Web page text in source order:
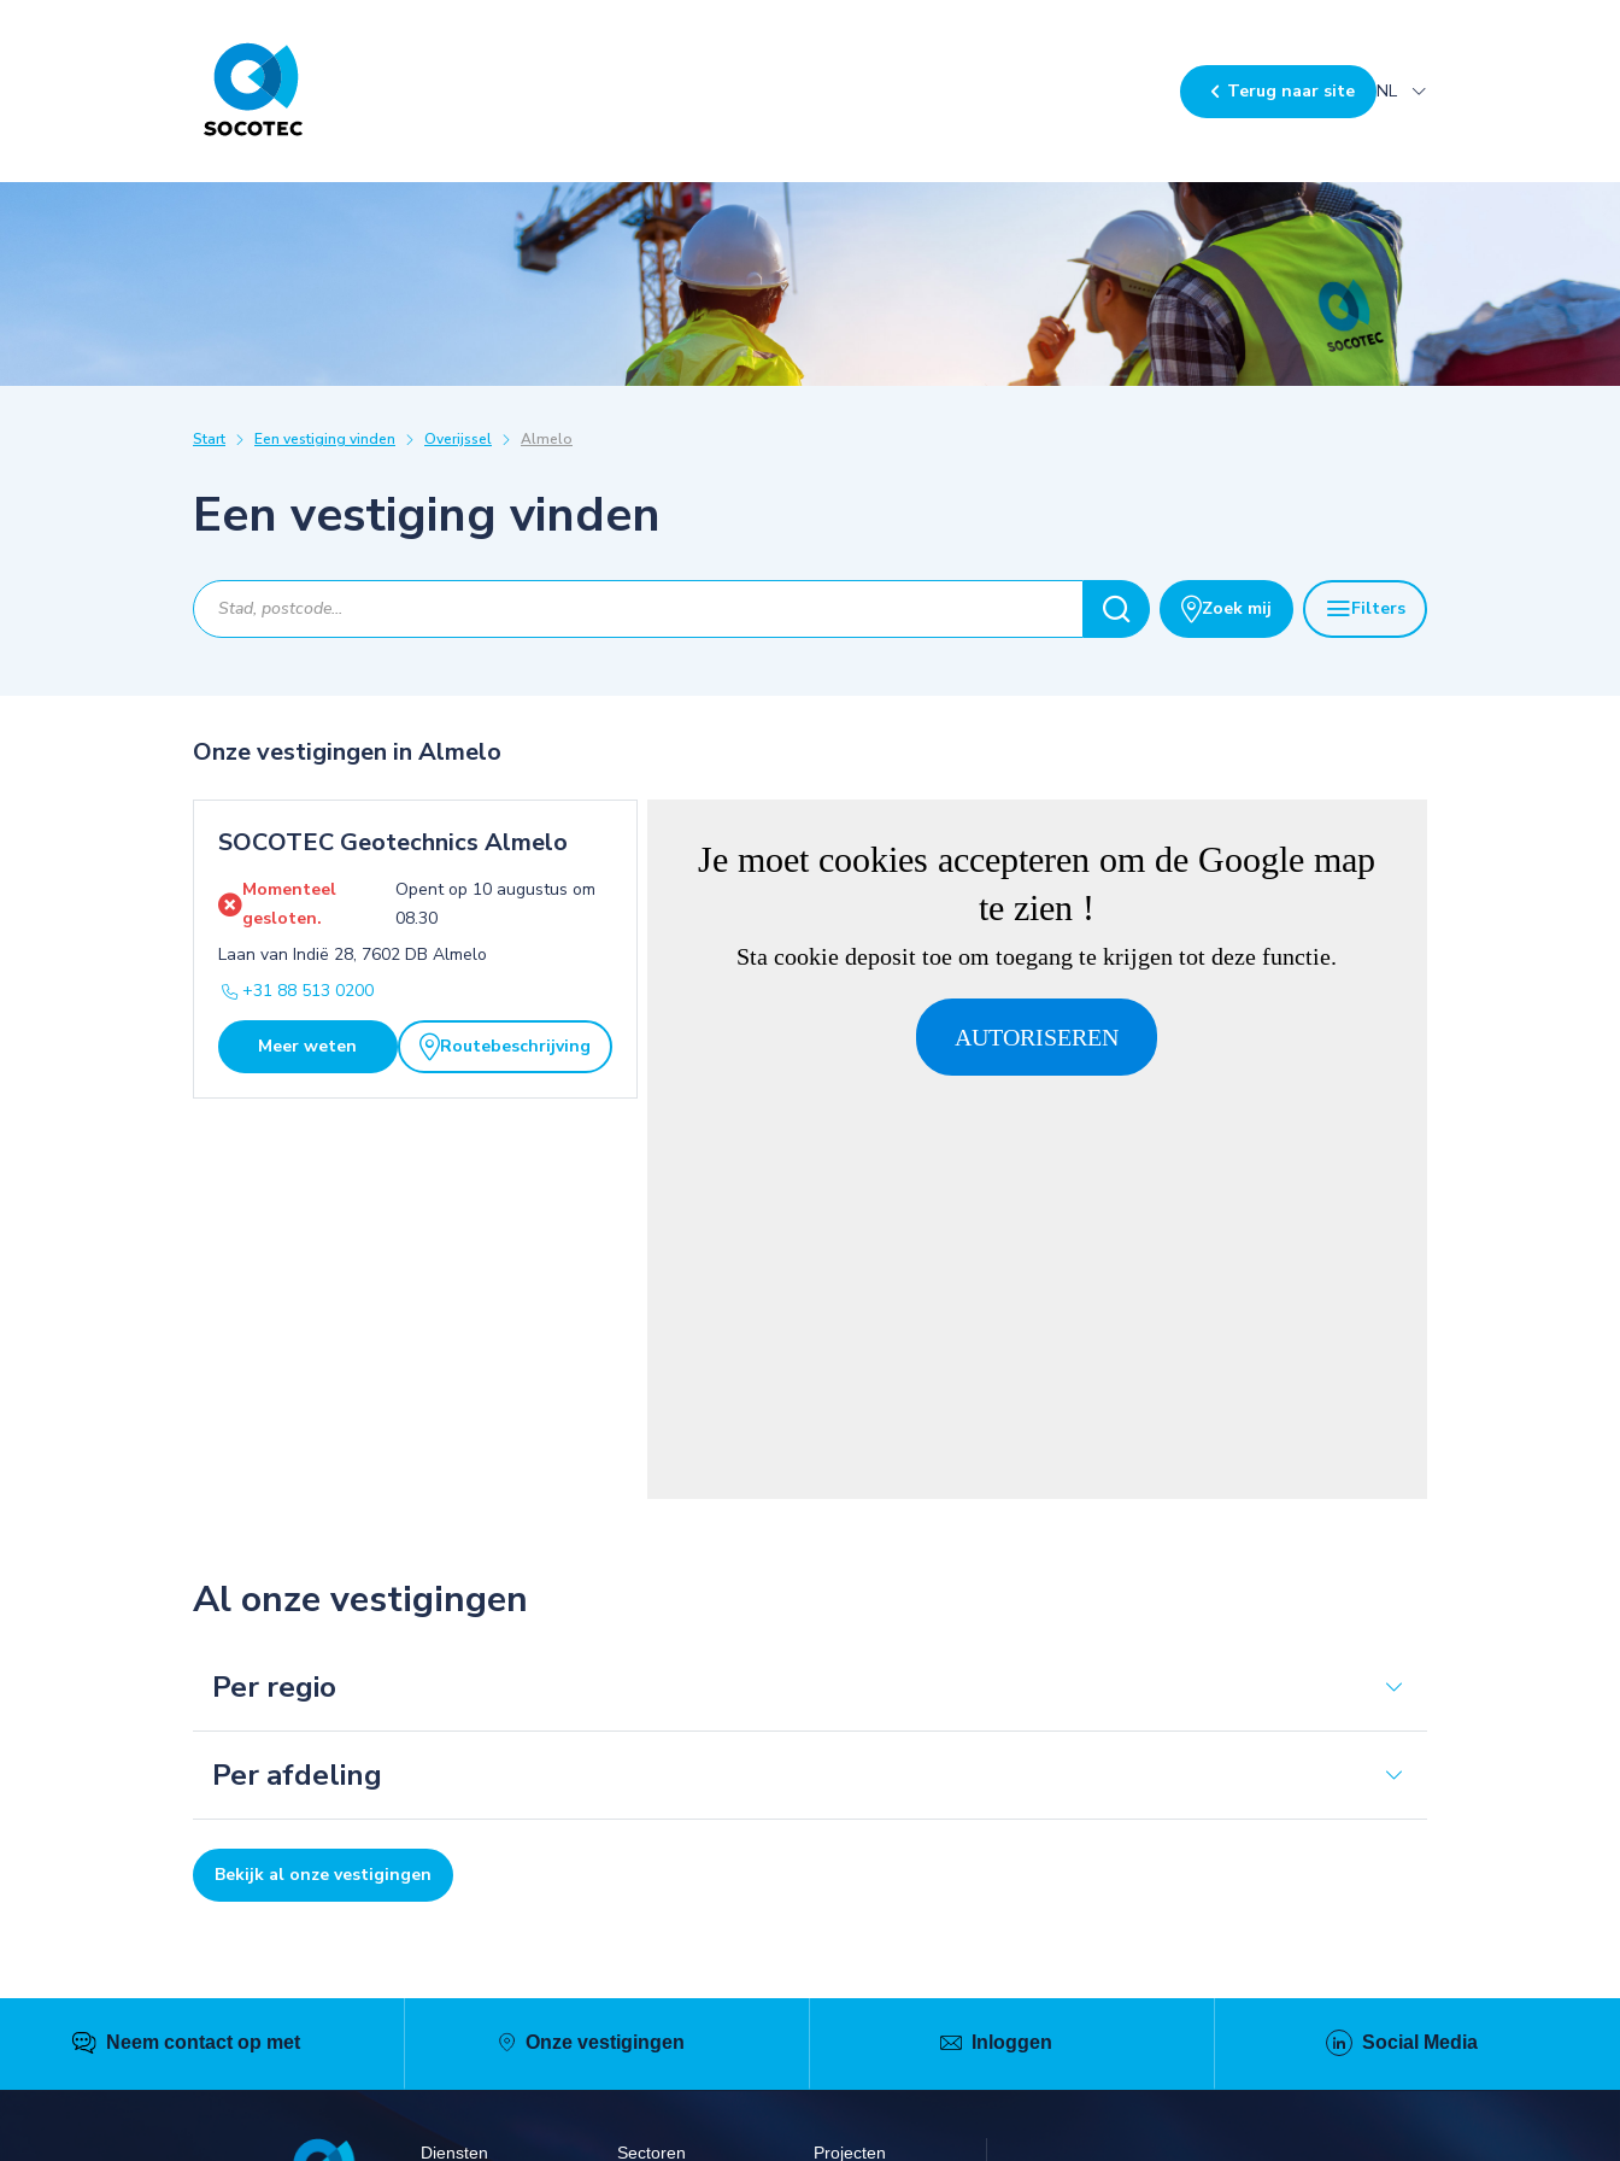
Terug naar site NL
Start Een vestiging vinden Overijssel Almelo
Een vestiging vinden
Zoek mij Filters
Onze vestigingen in Almelo
SOCOTEC Geotechnics Almelo
Momenteel
gesloten.
Opent op 10 augustus om
08.30
Laan van Indië 28, 7602 DB Almelo
+31 88 513 0200
Meer weten Routebeschrijving
Je moet cookies accepteren om de Google map
te zien !
Sta cookie deposit toe om toegang te krijgen tot deze functie.
AUTORISEREN
Al onze vestigingen
Per regio
Per afdeling
Bekijk al onze vestigingen
Neem contact op met Onze vestigingen Inloggen Social Media
Pied Diensten Sectoren Projecten